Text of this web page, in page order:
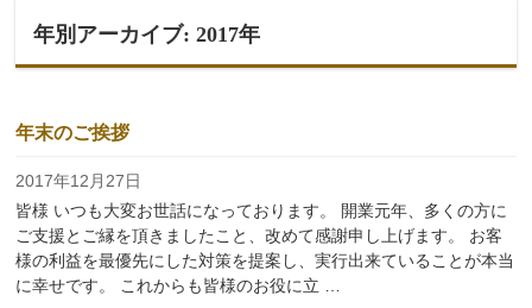
年別アーカイブ: 2017年
年末のご挨拶
2017年12月27日
皆様 いつも大変お世話になっております。 開業元年、多くの方に
ご支援とご縁を頂きましたこと、改めて感謝申し上げます。 お客
様の利益を最優先にした対策を提案し、実行出来ていることが本当
に幸せです。 これからも皆様のお役に立 …